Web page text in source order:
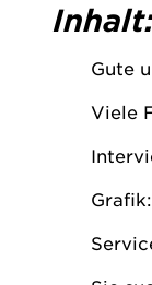
Gute
Viele